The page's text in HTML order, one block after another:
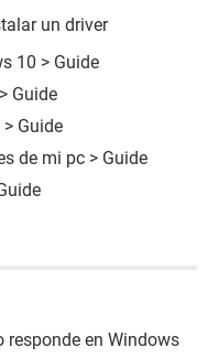
un driver
10 > Guide
> Guide
> Guide
de mi pc > Guide
responde en Windows